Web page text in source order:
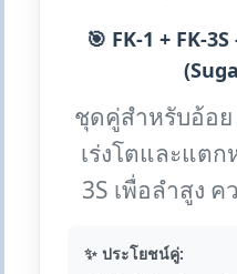
🎯 FK-1 + FK-
ชุดคู่สำหรับอ้อย
เร่งโตและแต
3S เพื่อลำสูง ค
✨ ประโยชน์คู่: